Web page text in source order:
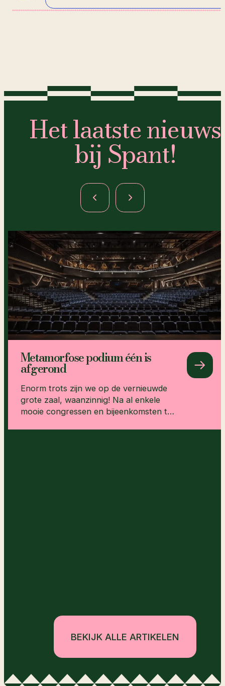
Het laatste nieuws
bij Spant!
Metamorfose podium één is
afgerond
Enorm trots zijn we op de vernieuwde
grote zaal, waanzinnig! Na al enkele
mooie congressen en bijeenkomsten te
BEKIJK ALLE ARTIKELEN